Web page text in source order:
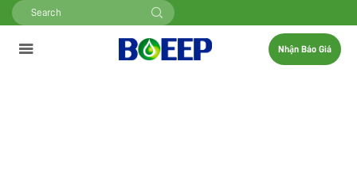
Nhận Báo Giá